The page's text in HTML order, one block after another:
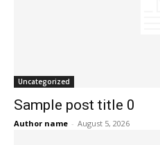
Uncategorized
Sample post title 0
Author name - August 5, 2026